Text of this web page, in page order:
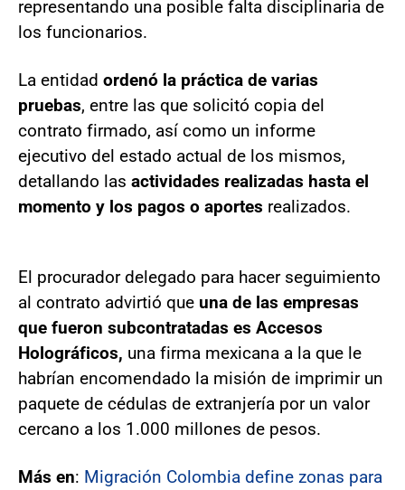
representando una posible falta disciplinaria de
los funcionarios.
La entidad ordenó la práctica de varias
pruebas, entre las que solicitó copia del
contrato firmado, así como un informe
ejecutivo del estado actual de los mismos,
detallando las actividades realizadas hasta el
momento y los pagos o aportes realizados.
El procurador delegado para hacer seguimiento
al contrato advirtió que una de las empresas
que fueron subcontratadas es Accesos
Holográficos, una firma mexicana a la que le
habrían encomendado la misión de imprimir un
paquete de cédulas de extranjería por un valor
cercano a los 1.000 millones de pesos.
Más en: Migración Colombia define zonas para